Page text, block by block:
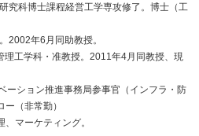
究科博士課程経営工学専攻修了。博士（工
2002年6月同助教授。
工学科・准教授。2011年4月同教授、現
ーション推進事務局参事官（インフラ・防
（非常勤）
マーケティング。